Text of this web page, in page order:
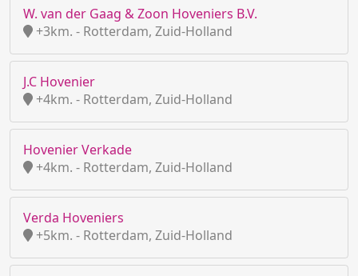
W. van der Gaag & Zoon Hoveniers B.V.
+3km. - Rotterdam, Zuid-Holland
J.C Hovenier
+4km. - Rotterdam, Zuid-Holland
Hovenier Verkade
+4km. - Rotterdam, Zuid-Holland
Verda Hoveniers
+5km. - Rotterdam, Zuid-Holland